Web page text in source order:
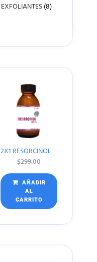
EXFOLIANTES(8)
2X1 RESORCINOL
$299.00
AÑADIR
AL
CARRITO